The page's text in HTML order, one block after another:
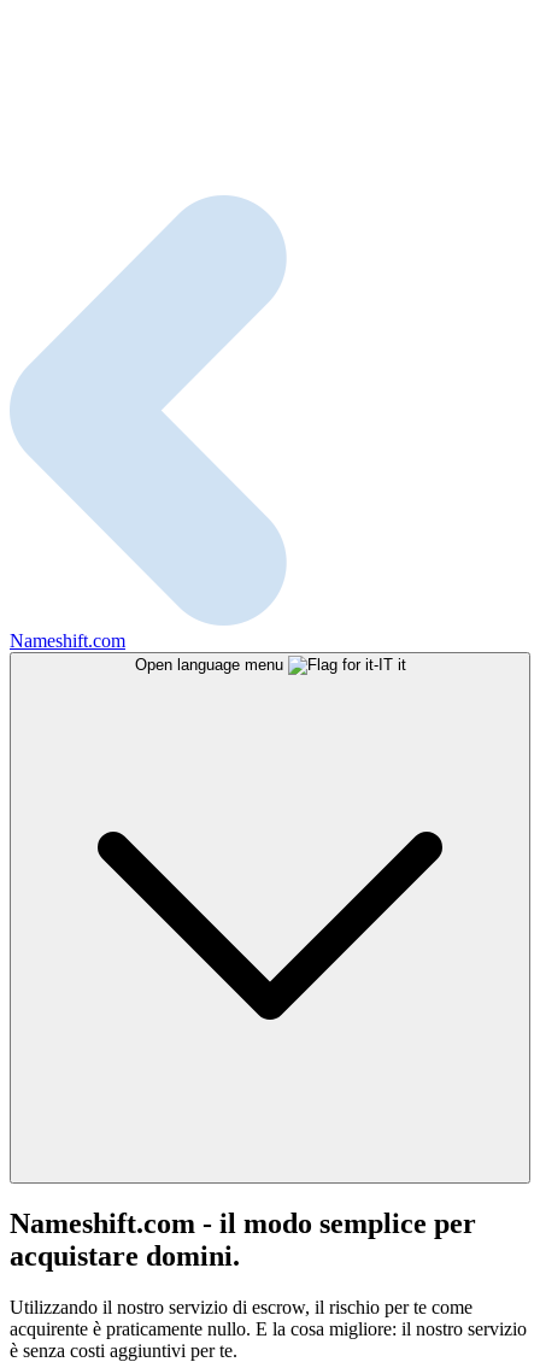
Nameshift.com
Open language menu it
Nameshift.com - il modo semplice per
acquistare domini.
Utilizzando il nostro servizio di escrow, il rischio per te come
acquirente è praticamente nullo. E la cosa migliore: il nostro servizio
è senza costi aggiuntivi per te.